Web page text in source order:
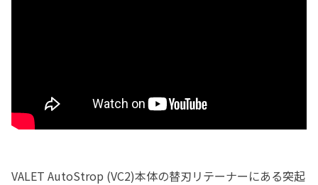
VALET AutoStrop (VC2)本体の替刃リテーナーにある突起